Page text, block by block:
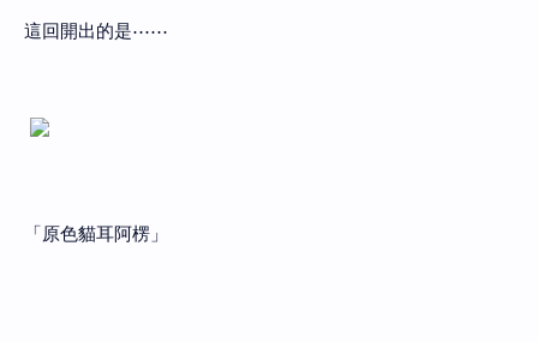
這回開出的是⋯⋯
「原色貓耳阿楞」